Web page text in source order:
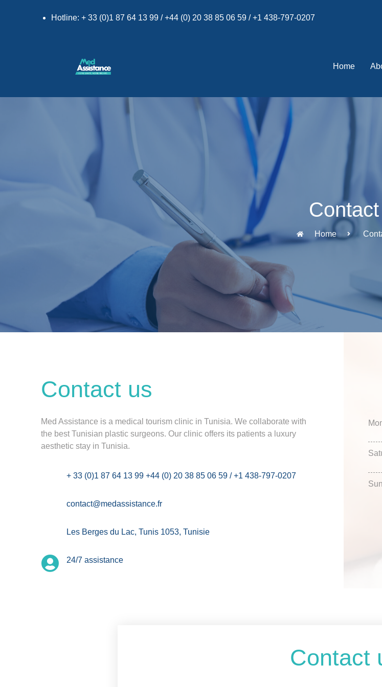
Hotline: + 33 (0)1 87 64 13 99 / +44 (0) 20 38 85 06 59 / +1 438-797-0207
Home
Contact
Home
Contact us
Med Assistance is a medical tourism clinic in Tunisia. We collaborate with
the best Tunisian plastic surgeons. Our clinic offers its patients a luxury
aesthetic stay in Tunisia.
+ 33 (0)1 87 64 13 99 +44 (0) 20 38 85 06 59 / +1 438-797-0207
contact@medassistance.fr
Les Berges du Lac, Tunis 1053, Tunisie
24/7 assistance
Contact